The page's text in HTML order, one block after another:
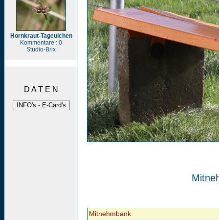
Hornkraut-Tageulchen
Kommentare : 0
Studio-Brix
D A T E N
Mitnehmbank